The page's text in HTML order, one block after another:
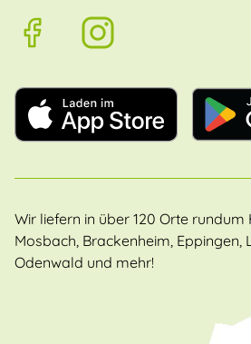
Wir liefern in über 120 Orte rundum
Mosbach, Brackenheim, Eppingen,
Odenwald und mehr!